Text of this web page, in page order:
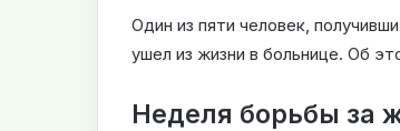
Один из пяти человек,
ушел из жизни в больнице. Об
Неделя борьбы за